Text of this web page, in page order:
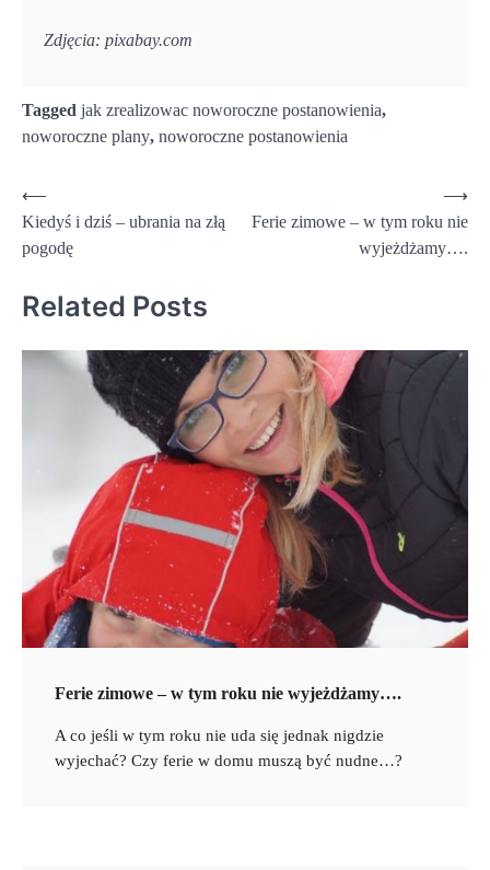
Zdjęcia: pixabay.com
Tagged jak zrealizowac noworoczne postanowienia,
noworoczne plany, noworoczne postanowienia
Nawigacja
wpisu
⟵
Kiedyś i dziś – ubrania na złą
pogodę
Ferie zimowe – w tym roku nie
wyjeżdżamy….
⟶
Related Posts
Ferie zimowe – w tym roku nie wyjeżdżamy….
A co jeśli w tym roku nie uda się jednak nigdzie
wyjechać? Czy ferie w domu muszą być nudne…?